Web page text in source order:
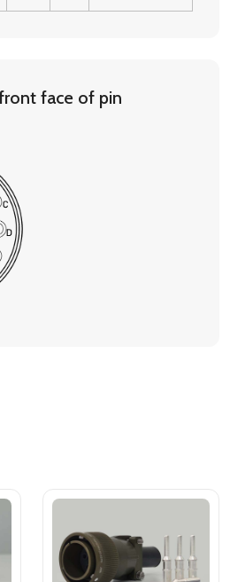
face of pin